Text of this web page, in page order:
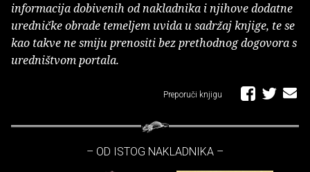
informacija dobivenih od nakladnika i njihove dodatne
uredničke obrade temeljem uvida u sadržaj knjige, te se
kao takve ne smiju prenositi bez prethodnog dogovora s
uredništvom portala.
Preporuči knjigu
– OD ISTOG NAKLADNIKA –